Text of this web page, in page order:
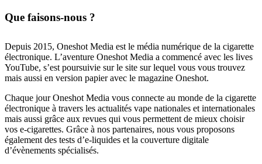
Que faisons-nous ?
Depuis 2015, Oneshot Media est le média numérique de la cigarette
électronique. L’aventure Oneshot Media a commencé avec les lives
YouTube, s’est poursuivie sur le site sur lequel vous vous trouvez
mais aussi en version papier avec le magazine Oneshot.
Chaque jour Oneshot Media vous connecte au monde de la cigarette
électronique à travers les actualités vape nationales et internationales
mais aussi grâce aux revues qui vous permettent de mieux choisir
vos e-cigarettes. Grâce à nos partenaires, nous vous proposons
également des tests d’e-liquides et la couverture digitale
d’évènements spécialisés.